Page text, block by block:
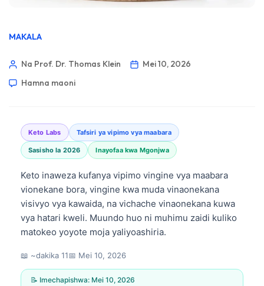
MAKALA
Na Prof. Dr. Thomas Klein
Mei 10, 2026
Hamna maoni
Keto Labs Tafsiri ya vipimo vya maabara
Sasisho la 2026 Inayofaa kwa Mgonjwa
Keto inaweza kufanya vipimo vingine vya maabara
vionekane bora, vingine kwa muda vinaonekana
visivyo vya kawaida, na vichache vinaonekana kuwa
vya hatari kweli. Muundo huo ni muhimu zaidi kuliko
matokeo yoyote moja yaliyoashiria.
📖 ~dakika 11📅 Mei 10, 2026
📝 Imechapishwa: Mei 10, 2026